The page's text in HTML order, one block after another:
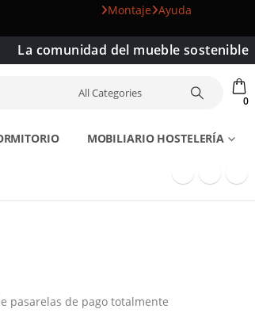
Montaje Ayuda
La comunidad del mueble sostenible
0
MOBILIARIO HOSTELERÍA
pasarelas de pago totalmente